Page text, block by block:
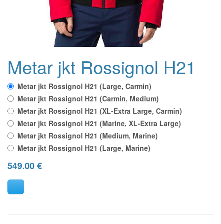
Metar jkt Rossignol H21
Metar jkt Rossignol H21 (Large, Carmin)
Metar jkt Rossignol H21 (Carmin, Medium)
Metar jkt Rossignol H21 (XL-Extra Large, Carmin)
Metar jkt Rossignol H21 (Marine, XL-Extra Large)
Metar jkt Rossignol H21 (Medium, Marine)
Metar jkt Rossignol H21 (Large, Marine)
549.00€